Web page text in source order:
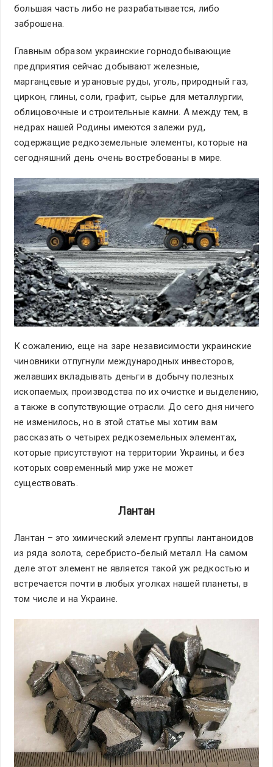
большая часть либо не разрабатывается, либо
заброшена.
Главным образом украинские горнодобывающие
предприятия сейчас добывают железные,
марганцевые и урановые руды, уголь, природный газ,
циркон, глины, соли, графит, сырье для металлургии,
облицовочные и строительные камни. А между тем, в
недрах нашей Родины имеются залежи руд,
содержащие редкоземельные элементы, которые на
сегодняшний день очень востребованы в мире.
К сожалению, еще на заре независимости украинские
чиновники отпугнули международных инвесторов,
желавших вкладывать деньги в добычу полезных
ископаемых, производства по их очистке и выделению,
а также в сопутствующие отрасли. До сего дня ничего
не изменилось, но в этой статье мы хотим вам
рассказать о четырех редкоземельных элементах,
которые присутствуют на территории Украины, и без
которых современный мир уже не может
существовать.
Лантан
Лантан – это химический элемент группы лантаноидов
из ряда золота, серебристо-белый металл. На самом
деле этот элемент не является такой уж редкостью и
встречается почти в любых уголках нашей планеты, в
том числе и на Украине.